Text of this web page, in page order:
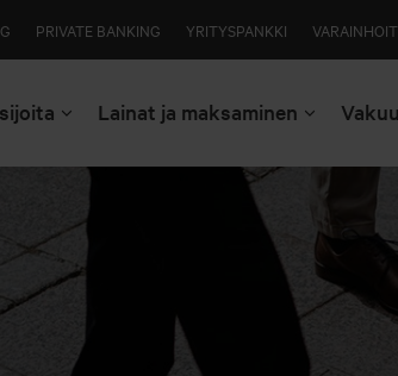
PRIVATE BANKING YRITYSPANKKI
Lainat ja maksaminen